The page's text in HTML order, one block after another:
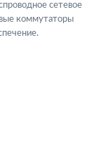
сетевое
коммутаторы